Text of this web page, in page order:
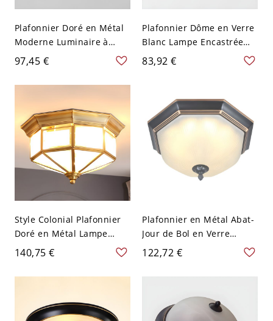
Plafonnier Doré en Métal
Moderne Luminaire à
Abat-Jour en Verre Opale
Sphérique - 110 V-120 V
Sphère
97,45 €
Plafonnier Dôme en Verre
Blanc Lampe Encastrée
Style Traditionnel - 110 V-
120 V Régulier Petit
83,92 €
Style Colonial Plafonnier
Doré en Métal Lampe
Encastrée à Abat-Jour en
Lanterne
140,75 €
Plafonnier en Métal Abat-
Jour de Bol en Verre
Luminaire Encastré en
122,72 €